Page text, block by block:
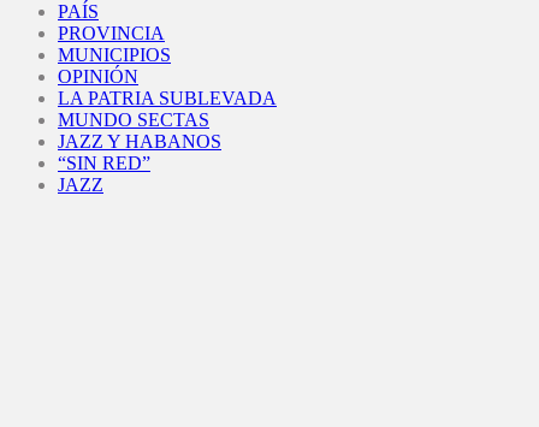
PAÍS
PROVINCIA
MUNICIPIOS
OPINIÓN
LA PATRIA SUBLEVADA
MUNDO SECTAS
JAZZ Y HABANOS
“SIN RED”
JAZZ